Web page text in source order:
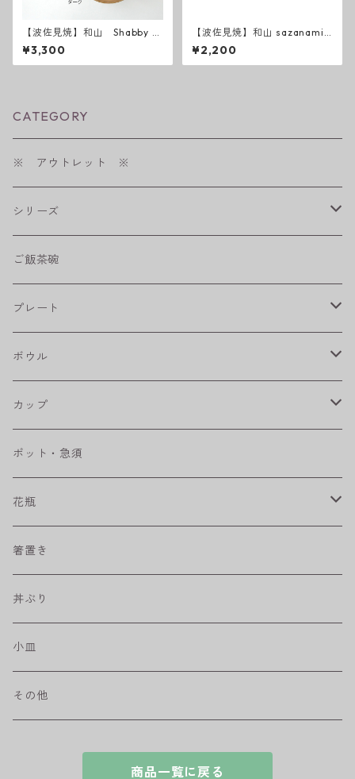
【波佐見焼】和山 Shabby c
hic style カレー皿
¥3,300
【波佐見焼】和山 sazanami
平碗
¥2,200
CATEGORY
※ アウトレット ※
シリーズ
shabby chic style
フラワーパレード
八角シリーズ
RONDE
ベベルボウル
プリーツ
藍駒
ワビカップ
ハンディ小皿
和ミモザ
ご飯茶碗
プレート
楕円皿
丸皿
長皿
角皿
取皿
盛皿
カレー＆パスタ皿
ボウル
大鉢
中鉢
小鉢
カップ
カップ
マグカップ
フリーカップ
そば猪口
ポット・急須
花瓶
水差し
箸置き
丼ぶり
小皿
その他
商品一覧に戻る